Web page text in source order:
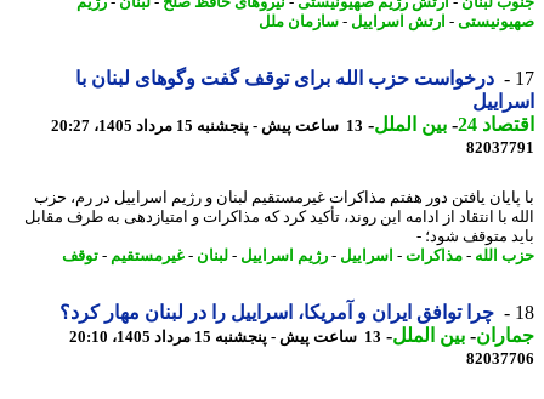
-ارتش اسراییل -سازمان ملل
درخواست حزب الله برای توقف گفت وگوهای لبنان با
24
-بین الملل-13 ساعت پیش - پنجشنبه 15 مرداد 1405، 20:27
یافتن دور هفتم مذاکرات غیرمستقیم لبنان و رژیم اسراییل در رم، حزب
با انتقاد از ادامه این روند، تأکید کرد که مذاکرات و امتیازدهی به طرف مقابل
متوقف شود؛ -
الله-مذاکرات- اسراییل -رژیم اسراییل -لبنان-غیرمستقیم-توقف
چرا توافق ایران و آمریکا، اسراییل را در لبنان مهار کرد؟
- بین الملل-13 ساعت پیش - پنجشنبه 15 مرداد 1405، 20:10